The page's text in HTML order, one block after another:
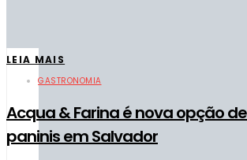
LEIA MAIS
GASTRONOMIA
Acqua & Farina é nova opção
paninis em Salvador